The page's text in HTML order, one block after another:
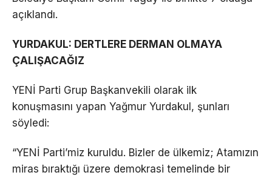
açıklandı.
YURDAKUL: DERTLERE DERMAN OLMAYA
ÇALIŞACAĞIZ
YENİ Parti Grup Başkanvekili olarak ilk
konuşmasını yapan Yağmur Yurdakul, şunları
söyledi:
“YENİ Parti’miz kuruldu. Bizler de ülkemiz; Atamızın
miras bıraktığı üzere demokrasi temelinde bir